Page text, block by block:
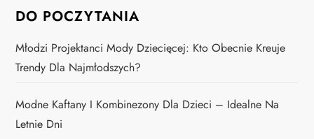
DO POCZYTANIA
Młodzi Projektanci Mody Dziecięcej: Kto Obecnie Kreuje
Trendy Dla Najmłodszych?
Modne Kaftany I Kombinezony Dla Dzieci – Idealne Na
Letnie Dni